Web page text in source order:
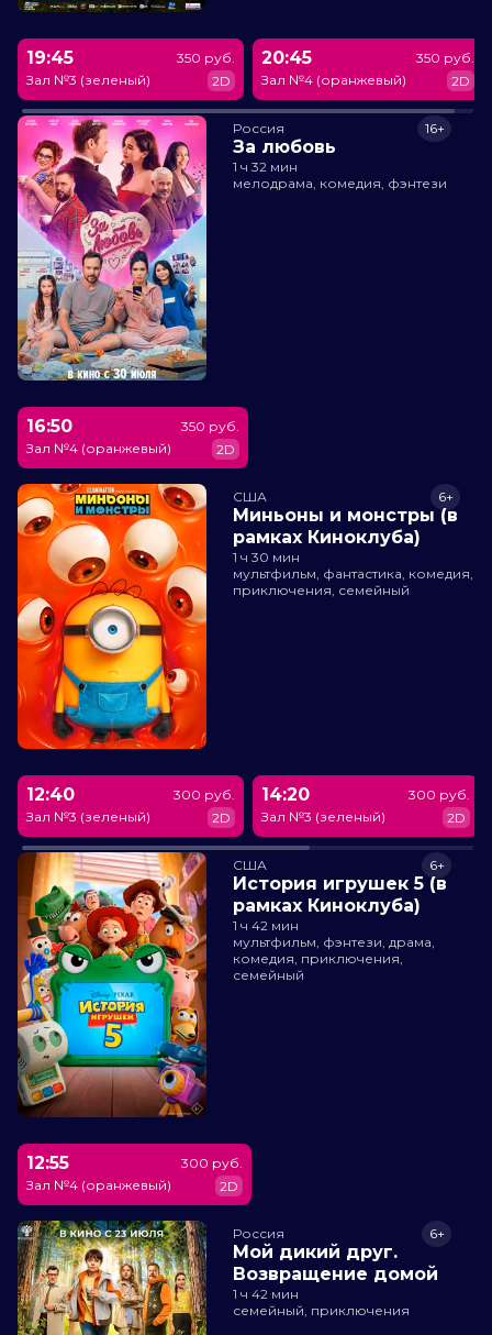
19:45
Зал №3 (зеленый)
350 руб.
2D
20:45
Зал №4 (оранжевый)
350 руб.
2D
Россия
За любовь
16+
1 ч 32 мин
мелодрама, комедия, фэнтези
16:50
Зал №4 (оранжевый)
350 руб.
2D
США
Миньоны и монстры (в
рамках Киноклуба)
6+
1 ч 30 мин
мультфильм, фантастика, комедия,
приключения, семейный
12:40
Зал №3 (зеленый)
300 руб.
2D
14:20
Зал №3 (зеленый)
300 руб.
2D
США
История игрушек 5 (в
рамках Киноклуба)
6+
1 ч 42 мин
мультфильм, фэнтези, драма,
комедия, приключения,
семейный
12:55
Зал №4 (оранжевый)
300 руб.
2D
Россия
Мой дикий друг.
Возвращение домой
6+
1 ч 42 мин
семейный, приключения